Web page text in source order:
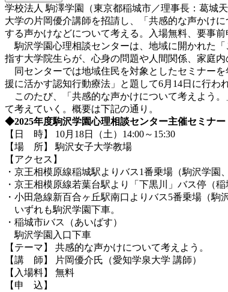
学校法人 駒澤学園（東京都稲城市／理事長：葛城
大学の片岡優介講師を招請し、「共感的な声かけ
する声かけなどについて考える。入場無料、要事前
駒沢学園心理相談センターは、地域に開かれた
指す大学院生らが、心身の問題や人間関係、家庭内
同センターでは地域住民を対象としたセミナー
援に活かす認知行動療法」と題して6月14日に行われ
このたび、「共感的な声かけについて考えよう
て考えていく。概要は下記の通り。
◆2025年度駒沢学園心理相談センター主催セミナー
【日 時】 10月18日（土）14:00～15:30
【場 所】 駒沢女子大学教場
【アクセス】
・京王相模原線稲城駅よりバス1番乗場（駒沢学園
・京王相模原線若葉台駅より「下黒川」バス停（稲
・小田急線新百合ヶ丘駅南口よりバス5番乗場（駒
いずれも駒沢学園下車。
・稲城市iバス（あいばす）
駒沢学園入口下車
【テーマ】 共感的な声かけについて考えよう。
【講 師】 片岡優介氏（愛知学泉大学 講師）
【入場料】 無料
【申 込】